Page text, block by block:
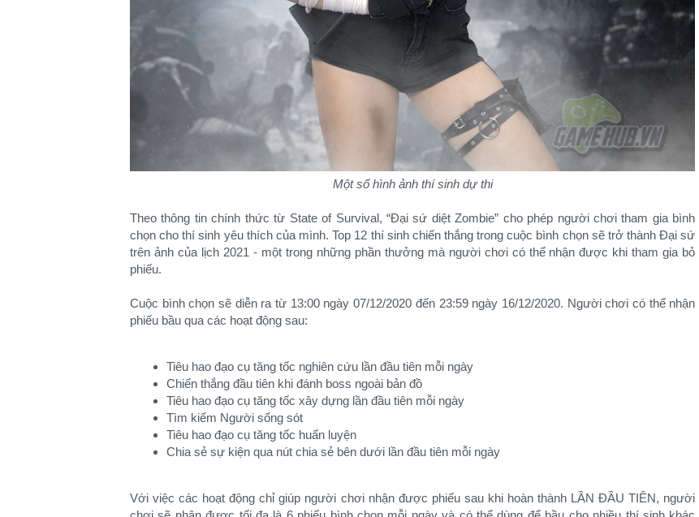
Một số hình ảnh thí sinh dự thi
Theo thông tin chính thức từ State of Survival, “Đại sứ diệt Zombie” cho phép người chơi tham gia bình
chọn cho thí sinh yêu thích của mình. Top 12 thí sinh chiến thắng trong cuộc bình chọn sẽ trở thành Đại sứ
trên ảnh của lịch 2021 - một trong những phần thưởng mà người chơi có thể nhận được khi tham gia bỏ
phiếu.
Cuộc bình chọn sẽ diễn ra từ 13:00 ngày 07/12/2020 đến 23:59 ngày 16/12/2020. Người chơi có thể nhận
phiếu bầu qua các hoạt động sau:
Tiêu hao đạo cụ tăng tốc nghiên cứu lần đầu tiên mỗi ngày
Chiến thắng đầu tiên khi đánh boss ngoài bản đồ
Tiêu hao đạo cụ tăng tốc xây dựng lần đầu tiên mỗi ngày
Tìm kiếm Người sống sót
Tiêu hao đạo cụ tăng tốc huấn luyện
Chia sẻ sự kiện qua nút chia sẻ bên dưới lần đầu tiên mỗi ngày
Với việc các hoạt động chỉ giúp người chơi nhận được phiếu sau khi hoàn thành LẦN ĐẦU TIÊN, người